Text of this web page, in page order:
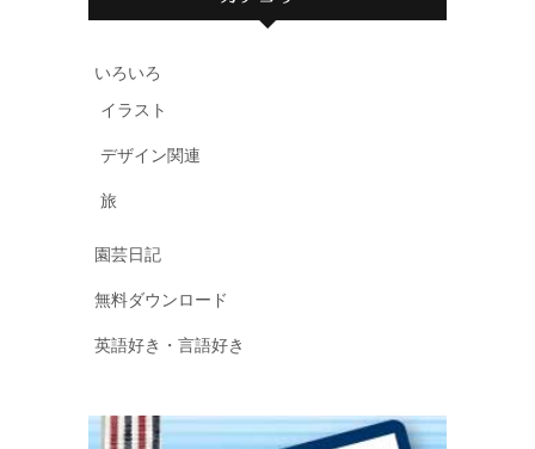
いろいろ
イラスト
デザイン関連
旅
園芸日記
無料ダウンロード
英語好き・言語好き